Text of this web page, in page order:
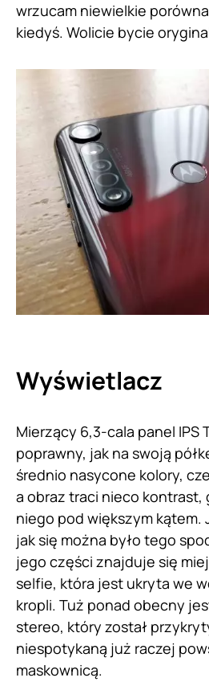
wrzucam niewielkie
kiedyś. Wolicie bycie
Wyświetlacz
Mierzący 6,3-cala panel IPS
poprawny, jak na swoją
średnio nasycone kolory,
a obraz traci nieco kontrast,
niego pod większym kątem.
jak się można było tego
jego części znajduje się
selfie, która jest ukryta we
kropli. Tuż ponad obecny
stereo, który został
niespotykaną już raczej
maskownicą.